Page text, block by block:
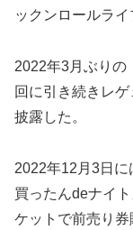
ックンロールライ
2022年3月ぶりの
回に引き続きレ
披露した。
2022年12月3日
買ったんdeナイ
ケットで前売り